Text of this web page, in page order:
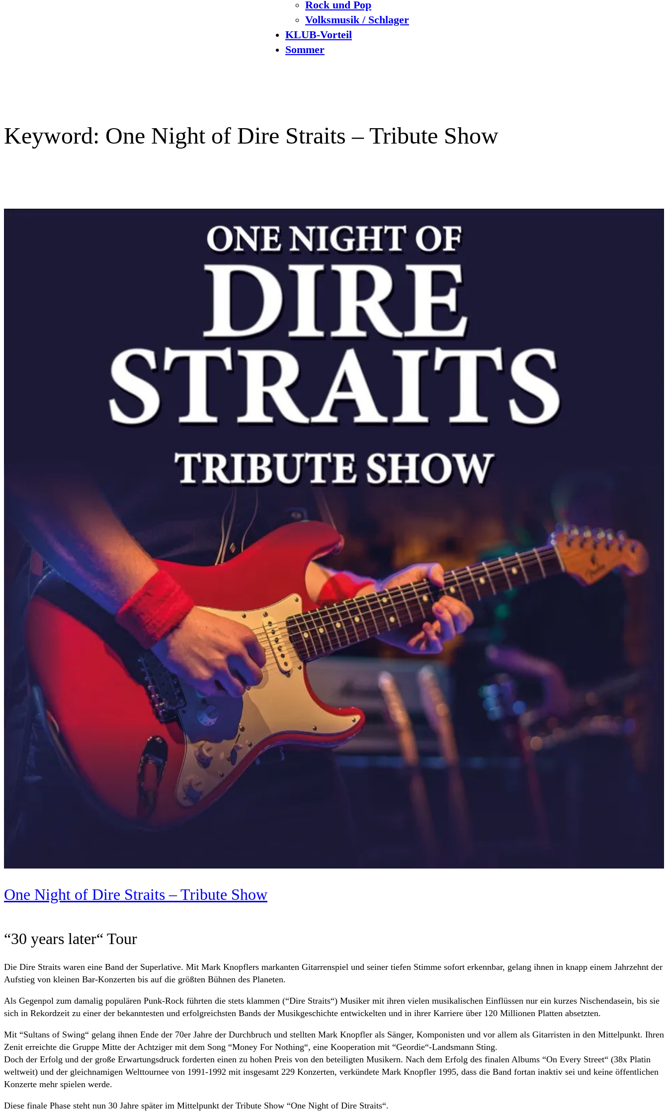
Rock und Pop
Volksmusik / Schlager
KLUB-Vorteil
Sommer
Keyword: One Night of Dire Straits – Tribute Show
One Night of Dire Straits – Tribute Show
“30 years later“ Tour
Die Dire Straits waren eine Band der Superlative. Mit Mark Knopflers markanten Gitarrenspiel und seiner tiefen Stimme sofort erkennbar, gelang ihnen in knapp einem Jahrzehnt der
Aufstieg von kleinen Bar-Konzerten bis auf die größten Bühnen des Planeten.
Als Gegenpol zum damalig populären Punk-Rock führten die stets klammen (“Dire Straits“) Musiker mit ihren vielen musikalischen Einflüssen nur ein kurzes Nischendasein, bis sie
sich in Rekordzeit zu einer der bekanntesten und erfolgreichsten Bands der Musikgeschichte entwickelten und in ihrer Karriere über 120 Millionen Platten absetzten.
Mit “Sultans of Swing“ gelang ihnen Ende der 70er Jahre der Durchbruch und stellten Mark Knopfler als Sänger, Komponisten und vor allem als Gitarristen in den Mittelpunkt. Ihren
Zenit erreichte die Gruppe Mitte der Achtziger mit dem Song “Money For Nothing“, eine Kooperation mit “Geordie“-Landsmann Sting.
Doch der Erfolg und der große Erwartungsdruck forderten einen zu hohen Preis von den beteiligten Musikern. Nach dem Erfolg des finalen Albums “On Every Street“ (38x Platin
weltweit) und der gleichnamigen Welttournee von 1991-1992 mit insgesamt 229 Konzerten, verkündete Mark Knopfler 1995, dass die Band fortan inaktiv sei und keine öffentlichen
Konzerte mehr spielen werde.
Diese finale Phase steht nun 30 Jahre später im Mittelpunkt der Tribute Show “One Night of Dire Straits“.